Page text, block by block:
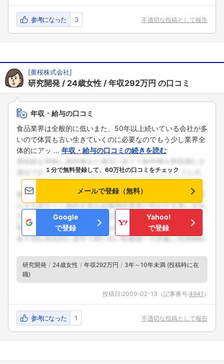
フォローしました
参考になった 3 不適切な投稿として報告
[黄桜株式会社]
研究開発 24歳女性 年収292万円 の口コミ
年収・給与の口コミ
食品業界は全般的に低いまた、50年以上続いている会社が多
いので体質も古い生きていくのに必要なのでもう少し業界全
体的にアッ ... 年収・給与の口コミの続きを読む
１分で無料登録して、60万社の口コミをチェック
メールで登録（無料）
Google
で登録
Yahoo!
で登録
研究開発 24歳女性 年収292万円
3年～10年未満 (投稿時に在
職)
投稿日:2009-02-13 （記事番号:4941 ）
参考になった 1 不適切な投稿として報告